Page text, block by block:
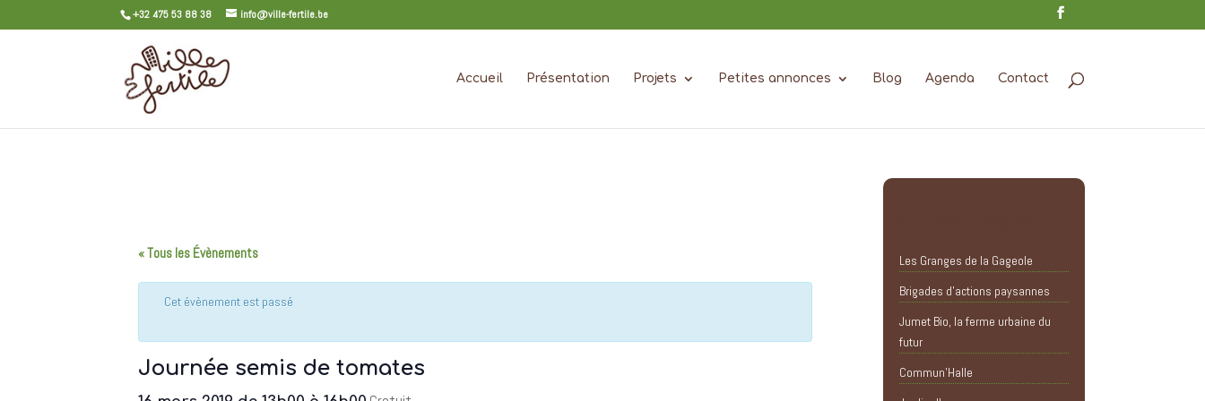
+32 475 53 88 38 info@ville-fertile.be
Accueil Présentation Projets Petites annonces Blog Agenda Contact
« Tous les Évènements
Cet évènement est passé
Journée semis de tomates
Les Granges de la Gageole
Brigades d’actions paysannes
Jumet Bio, la ferme urbaine du
futur
Commun’Halle